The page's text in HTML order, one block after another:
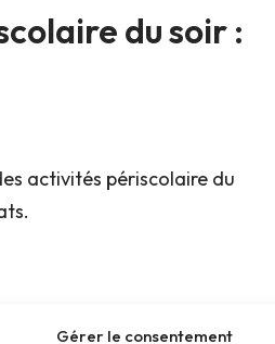
Gérer le consentement
du soir :
activités périscolaire du